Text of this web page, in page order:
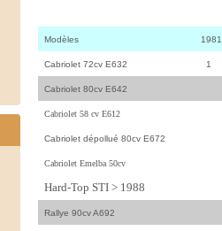
Modèles 1981
Cabriolet 72cv E632 1
Cabriolet 80cv E642
Cabriolet 58 cv E612
Cabriolet dépollué 80cv E672
Cabriolet Emelba 50cv
Hard-Top STI > 1988
Rallye 90cv A692